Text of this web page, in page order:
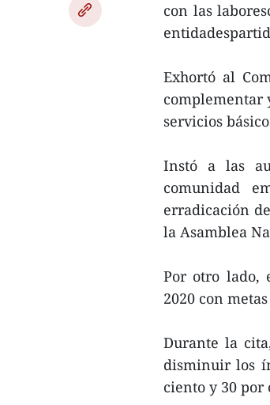
con las
Exhortó al
complementar
servicios
Instó a las
comunidad
erradicación
la Asamblea
Por otro lado,
2020 con
Durante la
disminuir los
ciento y 30 por